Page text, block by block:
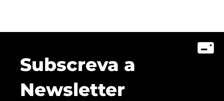
Subscreva a
Newsletter